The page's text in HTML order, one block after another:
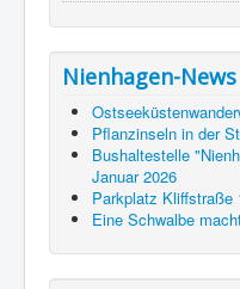
Nienhagen-News
Pflanzinseln in der
Bushaltestelle
Januar 2026
Parkplatz Kliffstraße
Eine Schwalbe